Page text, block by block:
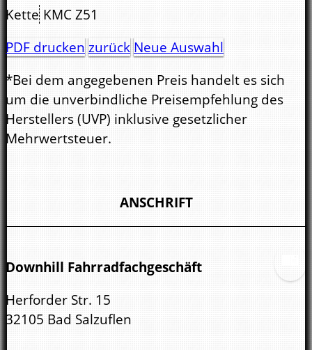
Kette KMC Z51
PDF drucken zurück Neue Auswahl
*Bei dem angegebenen Preis handelt es sich
um die unverbindliche Preisempfehlung des
Herstellers (UVP) inklusive gesetzlicher
Mehrwertsteuer.
ANSCHRIFT
Downhill Fahrradfachgeschäft
Herforder Str. 15
32105 Bad Salzuflen